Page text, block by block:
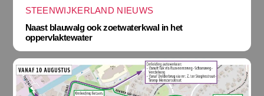
STEENWIJKERLAND NIEUWS
Naast blauwalg ook zoetwaterkwal in het
oppervlaktewater